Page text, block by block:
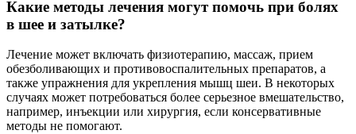
Какие методы лечения могут помочь при болях
в шее и затылке?
Лечение может включать физиотерапию, массаж, прием
обезболивающих и противовоспалительных препаратов, а
также упражнения для укрепления мышц шеи. В некоторых
случаях может потребоваться более серьезное вмешательство,
например, инъекции или хирургия, если консервативные
методы не помогают.